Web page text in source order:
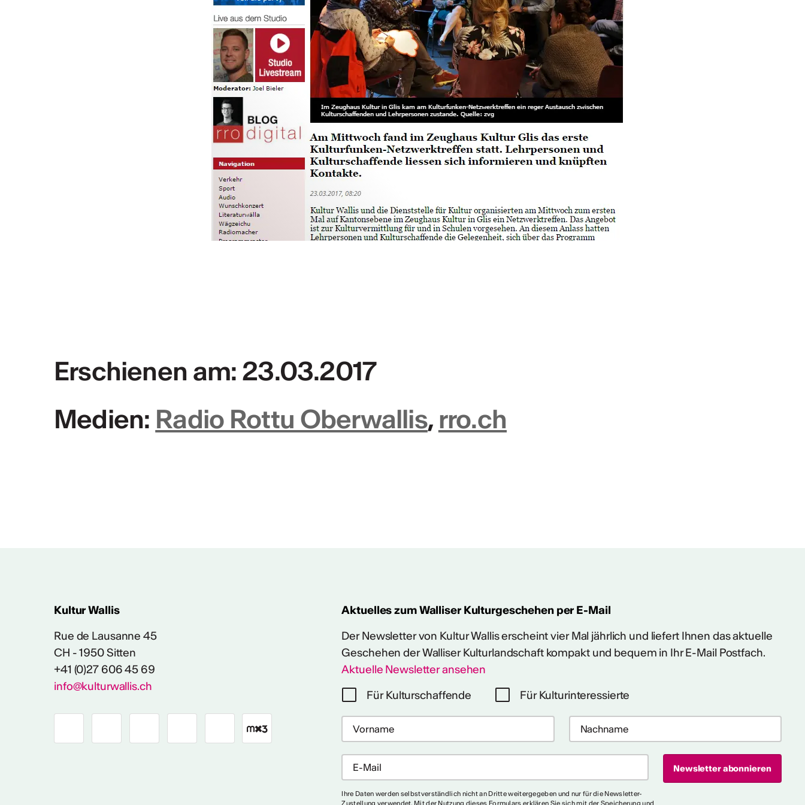
MEHR INFOS & KONTAKT Tätigkeitsbericht
Erschienen am: 23.03.2017
Medien: Radio Rottu Oberwallis, rro.ch
Kultur Wallis
Rue de Lausanne 45
CH - 1950 Sitten
+41 (0)27 606 45 69
info@kulturwallis.ch
Aktuelles zum Walliser Kulturgeschehen per E-Mail
Der Newsletter von Kultur Wallis erscheint vier Mal jährlich und liefert Ihnen das aktuelle
Geschehen der Walliser Kulturlandschaft kompakt und bequem in Ihr E-Mail Postfach.
Aktuelle Newsletter ansehen
Für Kulturschaffende
Für Kulturinteressierte
Ihre Daten werden selbstverständlich nicht an Dritte weitergegeben und nur für die Newsletter-
Zustellung verwendet. Mit der Nutzung dieses Formulars erklären Sie sich mit der Speicherung und